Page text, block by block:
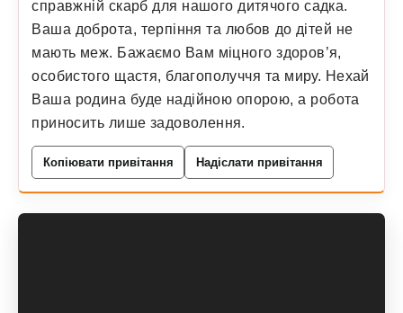
справжній скарб для нашого дитячого садка.
Ваша доброта, терпіння та любов до дітей не
мають меж. Бажаємо Вам міцного здоров’я,
особистого щастя, благополуччя та миру. Нехай
Ваша родина буде надійною опорою, а робота
приносить лише задоволення.
Копіювати привітання Надіслати привітання